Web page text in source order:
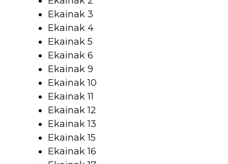
Ekainak 3
Ekainak 4
Ekainak 5
Ekainak 6
Ekainak 9
Ekainak 10
Ekainak 11
Ekainak 12
Ekainak 13
Ekainak 15
Ekainak 16